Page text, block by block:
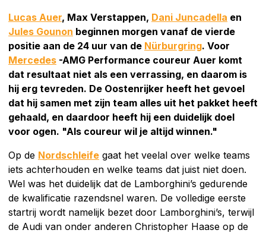
Lucas Auer, Max Verstappen, Dani Juncadella en
Jules Gounon beginnen morgen vanaf de vierde
positie aan de 24 uur van de Nürburgring. Voor
Mercedes -AMG Performance coureur Auer komt
dat resultaat niet als een verrassing, en daarom is
hij erg tevreden. De Oostenrijker heeft het gevoel
dat hij samen met zijn team alles uit het pakket heeft
gehaald, en daardoor heeft hij een duidelijk doel
voor ogen. "Als coureur wil je altijd winnen."
Op de Nordschleife gaat het veelal over welke teams
iets achterhouden en welke teams dat juist niet doen.
Wel was het duidelijk dat de Lamborghini’s gedurende
de kwalificatie razendsnel waren. De volledige eerste
startrij wordt namelijk bezet door Lamborghini’s, terwijl
de Audi van onder anderen Christopher Haase op de